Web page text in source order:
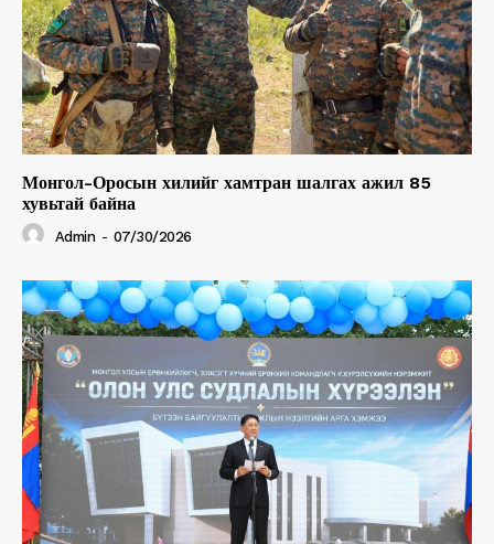
Монгол-Оросын хилийг хамтран шалгах ажил 85
хувьтай байна
Admin - 07/30/2026